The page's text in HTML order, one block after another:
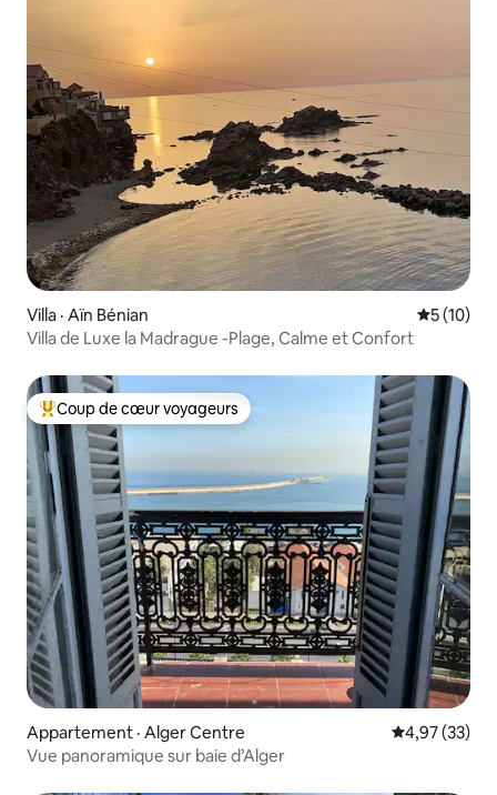
Villa · Aïn Bénian Note
5 (10)
Villa de Luxe la Madrague -Plage, Calme et Confort
Coup de cœur voyageurs parmi les plus aimés
Coup de cœur voyageurs
Appartement · Alger Centre Note
4,97 (33)
Vue panoramique sur baie d’Alger